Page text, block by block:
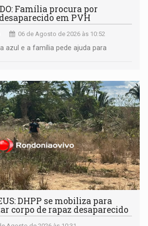
Família procura por
em PVH
06 de Agosto de 2026 às 10:52
azul e a família pede ajuda para
DHPP se mobiliza para
corpo de rapaz desaparecido